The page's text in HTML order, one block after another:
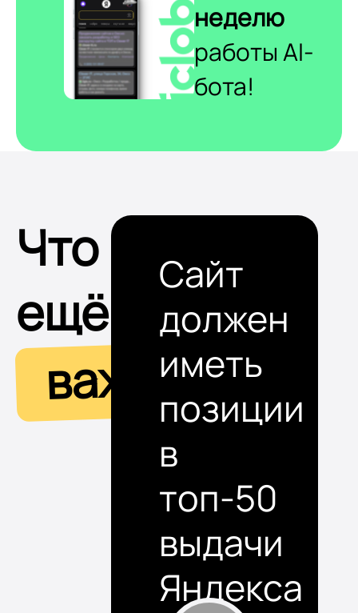
неделю
работы AI-
бота!
Что
ещё
важно
Сайт
должен
иметь
позиции
в
топ-50
выдачи
Яндекса